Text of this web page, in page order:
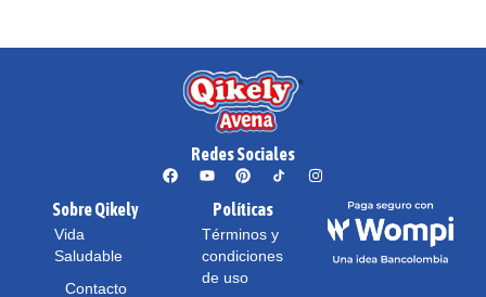
Redes Sociales
Sobre Qikely
Vida
Saludable
Contacto
Políticas
Términos y
condiciones
de uso